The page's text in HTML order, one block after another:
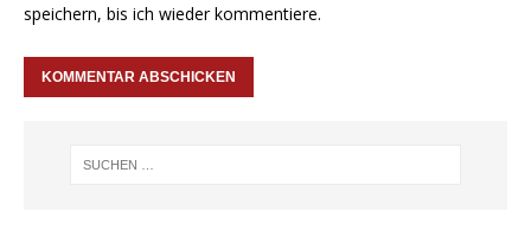
speichern, bis ich wieder kommentiere.